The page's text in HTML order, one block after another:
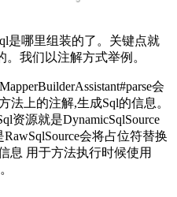
是哪里组装的了。关键点就
我们以注解方式举例。
会
法上的注解,生成Sql的信息。
资源就是DynamicSqlSource
会将占位符替换
息 用于方法执行时候使用